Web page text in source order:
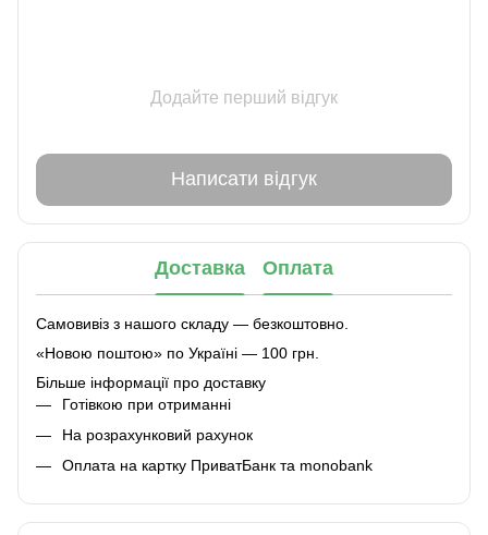
Додайте перший відгук
Написати відгук
Доставка Оплата
Самовивіз з нашого складу — безкоштовно.
«Новою поштою» по Україні — 100 грн.
Більше інформації про доставку
Готівкою при отриманні
На розрахунковий рахунок
Оплата на картку ПриватБанк та monobank